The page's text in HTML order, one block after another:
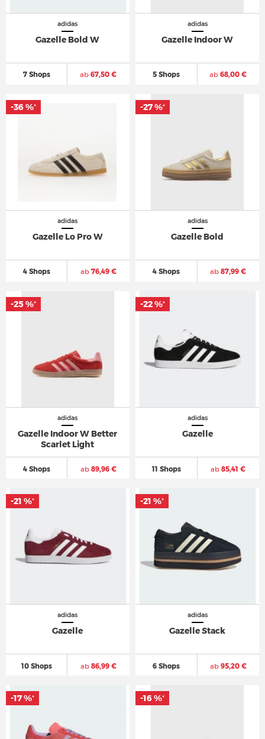
adidas
Gazelle Bold W
7 Shops ab 67,50 €
adidas
Gazelle Indoor W
5 Shops ab 68,00 €
adidas
Gazelle Lo Pro W
4 Shops ab76,49 €
-36 %*
adidas
Gazelle Bold
4 Shops ab 87,99 €
-27 %*
adidas
Gazelle Indoor W Better
Scarlet Light
4 Shops ab89,96 €
-25 %*
adidas
Gazelle
11 Shops ab 85,41 €
-22 %*
adidas
Gazelle
10 Shops ab86,99 €
-21 %*
adidas
Gazelle Stack
6 Shops ab95,20 €
-21 %*
-17 %* -16 %*